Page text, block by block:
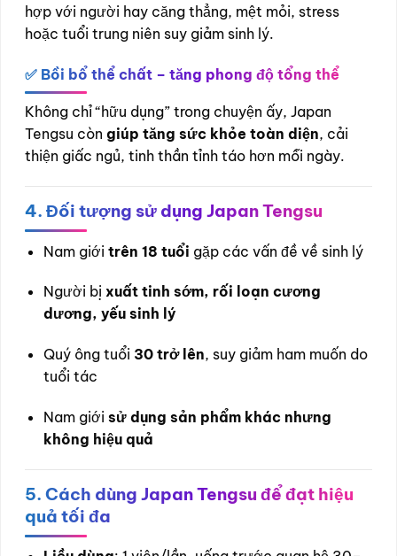
hợp với người hay căng thẳng, mệt mỏi, stress
hoặc tuổi trung niên suy giảm sinh lý.
✅ Bồi bổ thể chất – tăng phong độ tổng thể
Không chỉ “hữu dụng” trong chuyện ấy, Japan
Tengsu còn giúp tăng sức khỏe toàn diện, cải
thiện giấc ngủ, tinh thần tỉnh táo hơn mỗi ngày.
4. Đối tượng sử dụng Japan Tengsu
Nam giới trên 18 tuổi gặp các vấn đề về sinh lý
Người bị xuất tinh sớm, rối loạn cương
dương, yếu sinh lý
Quý ông tuổi 30 trở lên, suy giảm ham muốn do
tuổi tác
Nam giới sử dụng sản phẩm khác nhưng
không hiệu quả
5. Cách dùng Japan Tengsu để đạt hiệu
quả tối đa